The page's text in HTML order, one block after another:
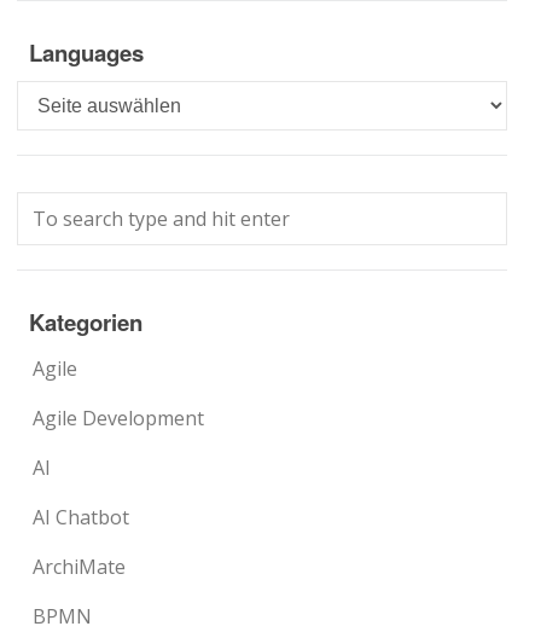
Languages
Languages
Kategorien
Agile
Agile Development
AI
AI Chatbot
ArchiMate
BPMN